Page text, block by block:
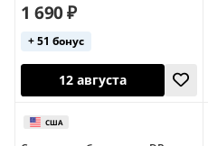
1 690 ₽
+ 51 бонус